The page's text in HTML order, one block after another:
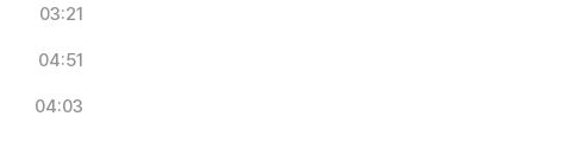
03:21
04:51
04:03